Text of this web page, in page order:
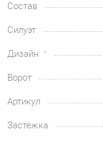
Состав
Силуэт
Дизайн
Ворот
Артикул
Застёжка